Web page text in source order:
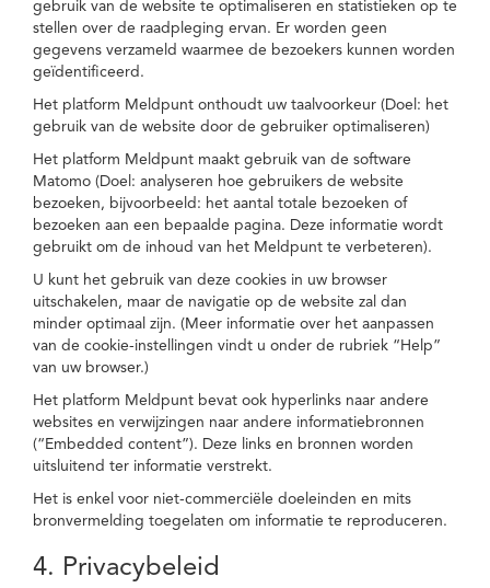
gebruik van de website te optimaliseren en statistieken op te
stellen over de raadpleging ervan. Er worden geen
gegevens verzameld waarmee de bezoekers kunnen worden
geïdentificeerd.
Het platform Meldpunt onthoudt uw taalvoorkeur (Doel: het
gebruik van de website door de gebruiker optimaliseren)
Het platform Meldpunt maakt gebruik van de software
Matomo (Doel: analyseren hoe gebruikers de website
bezoeken, bijvoorbeeld: het aantal totale bezoeken of
bezoeken aan een bepaalde pagina. Deze informatie wordt
gebruikt om de inhoud van het Meldpunt te verbeteren).
U kunt het gebruik van deze cookies in uw browser
uitschakelen, maar de navigatie op de website zal dan
minder optimaal zijn. (Meer informatie over het aanpassen
van de cookie-instellingen vindt u onder de rubriek “Help”
van uw browser.)
Het platform Meldpunt bevat ook hyperlinks naar andere
websites en verwijzingen naar andere informatiebronnen
(“Embedded content”). Deze links en bronnen worden
uitsluitend ter informatie verstrekt.
Het is enkel voor niet-commerciële doeleinden en mits
bronvermelding toegelaten om informatie te reproduceren.
4. Privacybeleid